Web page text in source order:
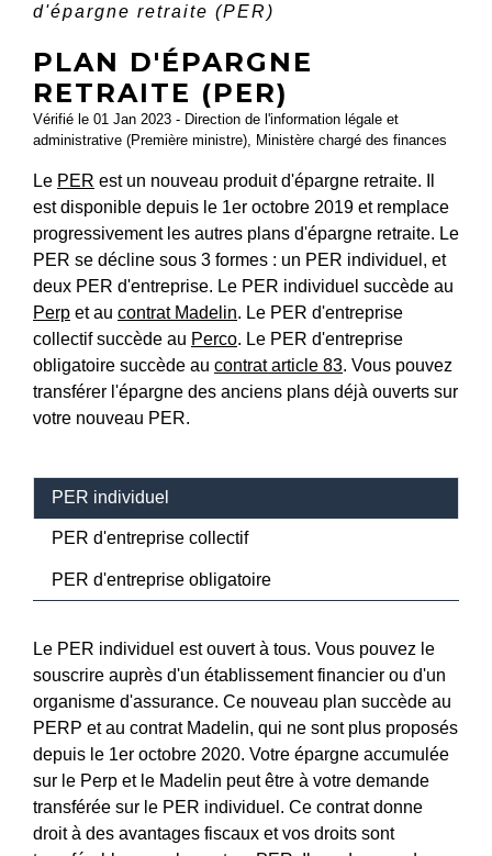
d'épargne retraite (PER)
PLAN D'ÉPARGNE
RETRAITE (PER)
Vérifié le 01 Jan 2023 - Direction de l'information légale et
administrative (Première ministre), Ministère chargé des finances
Le PER est un nouveau produit d'épargne retraite. Il
est disponible depuis le 1er octobre 2019 et remplace
progressivement les autres plans d'épargne retraite. Le
PER se décline sous 3 formes : un PER individuel, et
deux PER d'entreprise. Le PER individuel succède au
Perp et au contrat Madelin. Le PER d'entreprise
collectif succède au Perco. Le PER d'entreprise
obligatoire succède au contrat article 83. Vous pouvez
transférer l'épargne des anciens plans déjà ouverts sur
votre nouveau PER.
PER individuel
PER d'entreprise collectif
PER d'entreprise obligatoire
Le PER individuel est ouvert à tous. Vous pouvez le
souscrire auprès d'un établissement financier ou d'un
organisme d'assurance. Ce nouveau plan succède au
PERP et au contrat Madelin, qui ne sont plus proposés
depuis le 1er octobre 2020. Votre épargne accumulée
sur le Perp et le Madelin peut être à votre demande
transférée sur le PER individuel. Ce contrat donne
droit à des avantages fiscaux et vos droits sont